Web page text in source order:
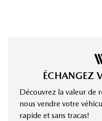
ÉCHANGEZ
Découvrez la valeur de
nous vendre votre
rapide et sans tracas!